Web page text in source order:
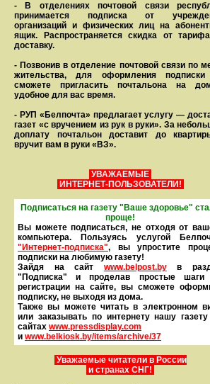
- В отделениях почтовой связи
принимается подписка от
организаций и фи­зи­ческих лиц на
ящик. Распространяется скидка от
доставку.
- Позвонив в отделение почтовой связи по
жительства, для оформления
сможете пригласить почтальона на
удобное для вас время.
- РУП «Белпочта» предлагает услугу —
газет «с вручением из рук в руки». За
доплату почтальон доставит до
вручит вам в руки «ВЗ».
УВАЖАЕМЫЕ
ИНТЕРНЕТ-ПОЛЬЗОВАТЕЛИ!
Подписаться на газету "Ваше здоровье"
проще!
Вы можете подписаться, не отходя от
компьютера. Пользуясь услугой
"Интернет-подписка", вы упростите
подписки на любимую газету!
Зайдя на сайт www.belpost.by
в
"Подписка" и проделав простые шаги
регистрации на сайте, вы сможете
под­писку, не выходя из дома.
Также вы можете читать в элек­тронном
или заказывать по интернету нашу
сайтах www.pressdisplay.com
и www.belkiosk.by/items/archive/37
Уважаемые читатели в России
и странах СНГ!